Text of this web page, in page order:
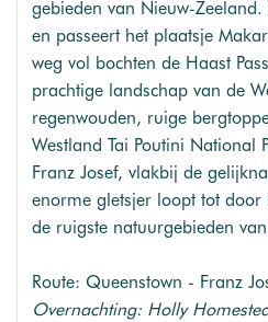
gebieden van Nieuw-
en passeert het plaatsje
weg vol bochten de Haast
prachtige landschap van de
regenwouden, ruige
Westland Tai Poutini National
Franz Josef, vlakbij de
enorme gletsjer loopt tot door
de ruigste natuurgebieden
Route: Queenstown - Franz
Overnachting: Holly